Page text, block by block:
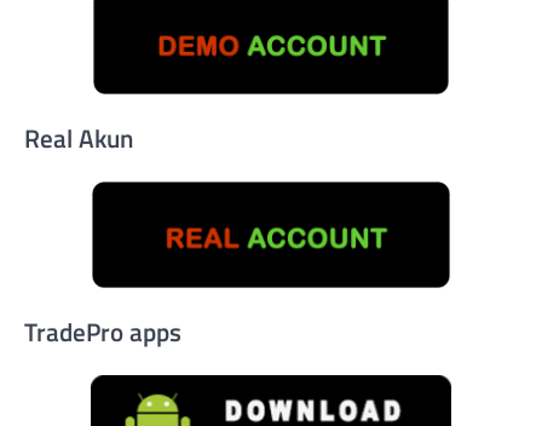
Real Akun
TradePro apps